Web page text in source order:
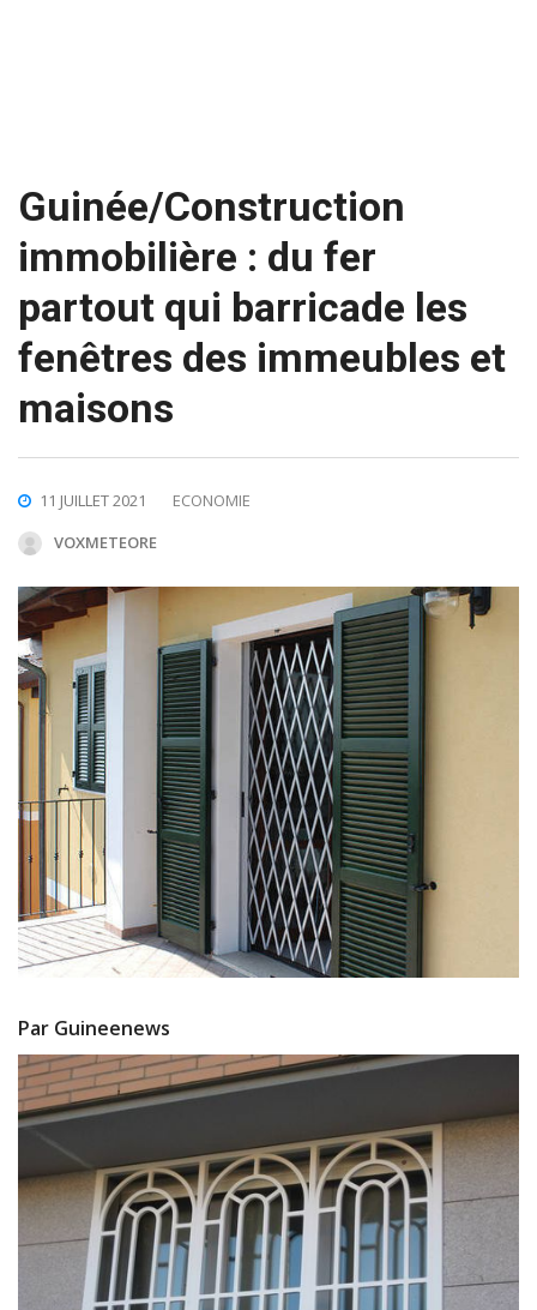
Guinée/Construction
immobilière : du fer
partout qui barricade les
fenêtres des immeubles et
maisons
11 JUILLET 2021
ECONOMIE
VOXMETEORE
Par Guineenews